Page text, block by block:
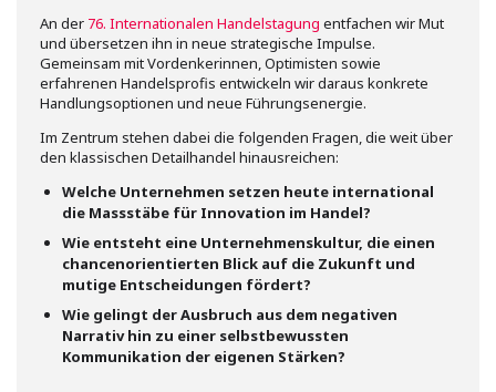
An der 76. Internationalen Handelstagung entfachen wir Mut
und übersetzen ihn in neue strategische Impulse.
Gemeinsam mit Vordenkerinnen, Optimisten sowie
erfahrenen Handelsprofis entwickeln wir daraus konkrete
Handlungsoptionen und neue Führungsenergie.
Im Zentrum stehen dabei die folgenden Fragen, die weit über
den klassischen Detailhandel hinausreichen:
Welche Unternehmen setzen heute international
die Massstäbe für Innovation im Handel?
Wie entsteht eine Unternehmenskultur, die einen
chancenorientierten Blick auf die Zukunft und
mutige Entscheidungen fördert?
Wie gelingt der Ausbruch aus dem negativen
Narrativ hin zu einer selbstbewussten
Kommunikation der eigenen Stärken?